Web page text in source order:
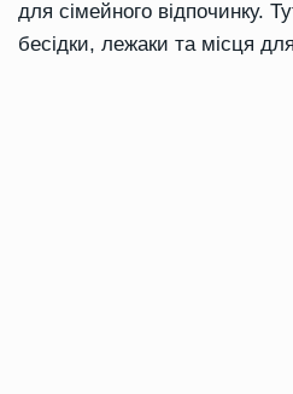
для сімейного відпочинку.
бесідки, лежаки та місця